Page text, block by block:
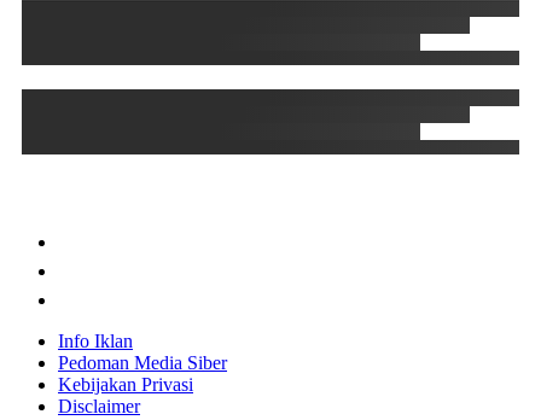
Info Iklan
Pedoman Media Siber
Kebijakan Privasi
Disclaimer